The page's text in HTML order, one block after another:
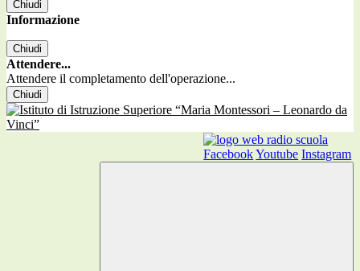
Chiudi
Informazione
Chiudi
Attendere...
Attendere il completamento dell'operazione...
Chiudi
FacebookYoutube Instagram